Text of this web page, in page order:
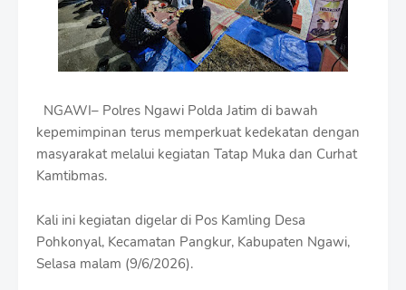
NGAWI– Polres Ngawi Polda Jatim di bawah
kepemimpinan terus memperkuat kedekatan dengan
masyarakat melalui kegiatan Tatap Muka dan Curhat
Kamtibmas.
Kali ini kegiatan digelar di Pos Kamling Desa
Pohkonyal, Kecamatan Pangkur, Kabupaten Ngawi,
Selasa malam (9/6/2026).
s
g
n
i
t
h
S